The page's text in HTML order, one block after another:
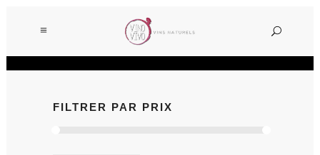
FILTRER PAR PRIX